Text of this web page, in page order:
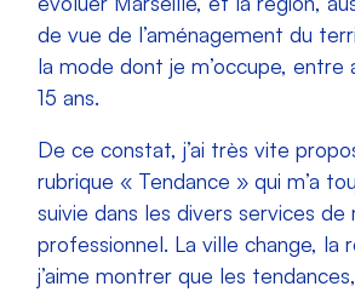
de vue de l’aménagement du
la mode dont je m’occupe, entre
15 ans.
De ce constat, j’ai très vite
rubrique « Tendance » qui m’a
suivie dans les divers services de
professionnel. La ville change, la
j’aime montrer que les